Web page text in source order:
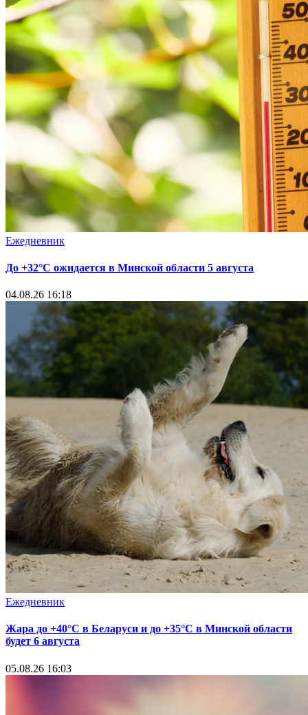
Ежедневник
До +32°С ожидается в Минской области 5 августа
04.08.26 16:18
Ежедневник
Жара до +40°С в Беларуси и до +35°С в Минской области
будет 6 августа
05.08.26 16:03